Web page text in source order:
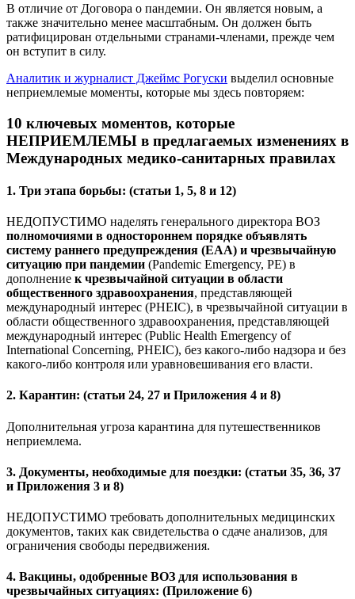
В отличие от Договора о пандемии. Он является новым, а
также значительно менее масштабным. Он должен быть
ратифицирован отдельными странами-членами, прежде чем
он вступит в силу.
Аналитик и журналист Джеймс Рогуски выделил основные
неприемлемые моменты, которые мы здесь повторяем:
10 ключевых моментов, которые
НЕПРИЕМЛЕМЫ в предлагаемых изменениях в
Международных медико-санитарных правилах
1. Три этапа борьбы: (статьи 1, 5, 8 и 12)
НЕДОПУСТИМО наделять генерального директора ВОЗ
полномочиями в одностороннем порядке объявлять
систему раннего предупреждения (EAA) и чрезвычайную
ситуацию при пандемии (Pandemic Emergency, PE) в
дополнение к чрезвычайной ситуации в области
общественного здравоохранения, представляющей
международный интерес (PHEIC), в чрезвычайной ситуации в
области общественного здравоохранения, представляющей
международный интерес (Public Health Emergency of
International Concerning, PHEIC), без какого-либо надзора и без
какого-либо контроля или уравновешивания его власти.
2. Карантин: (статьи 24, 27 и Приложения 4 и 8)
Дополнительная угроза карантина для путешественников
неприемлема.
3. Документы, необходимые для поездки: (статьи 35, 36, 37
и Приложения 3 и 8)
НЕДОПУСТИМО требовать дополнительных медицинских
документов, таких как свидетельства о сдаче анализов, для
ограничения свободы передвижения.
4. Вакцины, одобренные ВОЗ для использования в
чрезвычайных ситуациях: (Приложение 6)